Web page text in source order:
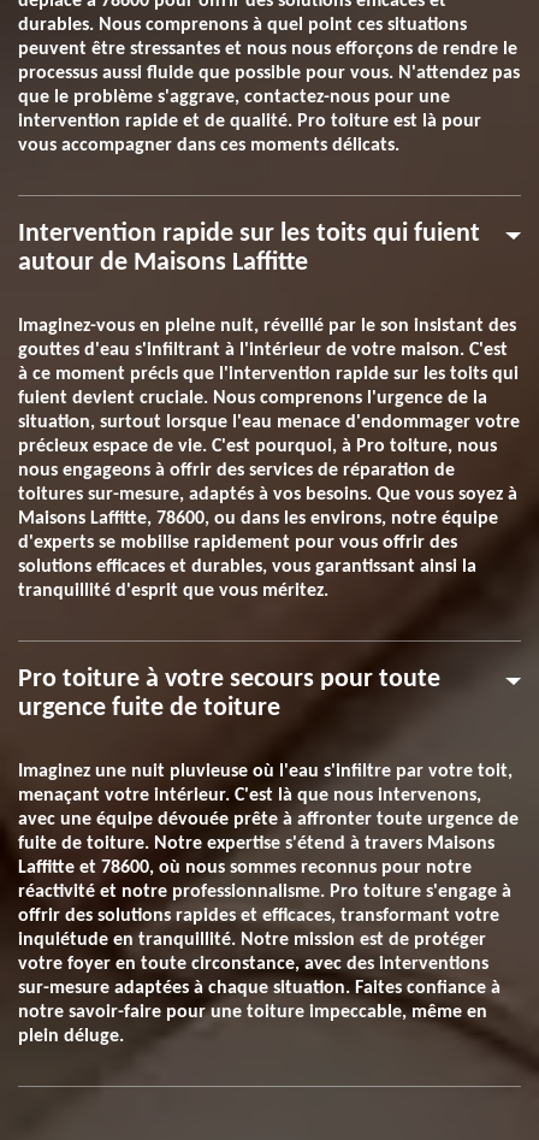
durables. Nous comprenons à quel point ces situations
peuvent être stressantes et nous nous efforçons de rendre le
processus aussi fluide que possible pour vous. N'attendez pas
que le problème s'aggrave, contactez-nous pour une
intervention rapide et de qualité. Pro toiture est là pour
vous accompagner dans ces moments délicats.
Intervention rapide sur les toits qui fuient
autour de Maisons Laffitte
Imaginez-vous en pleine nuit, réveillé par le son insistant des
gouttes d'eau s'infiltrant à l'intérieur de votre maison. C'est
à ce moment précis que l'intervention rapide sur les toits qui
fuient devient cruciale. Nous comprenons l'urgence de la
situation, surtout lorsque l'eau menace d'endommager votre
précieux espace de vie. C'est pourquoi, à Pro toiture, nous
nous engageons à offrir des services de réparation de
toitures sur-mesure, adaptés à vos besoins. Que vous soyez à
Maisons Laffitte, 78600, ou dans les environs, notre équipe
d'experts se mobilise rapidement pour vous offrir des
solutions efficaces et durables, vous garantissant ainsi la
tranquillité d'esprit que vous méritez.
Pro toiture à votre secours pour toute
urgence fuite de toiture
Imaginez une nuit pluvieuse où l'eau s'infiltre par votre toit,
menaçant votre intérieur. C'est là que nous intervenons,
avec une équipe dévouée prête à affronter toute urgence de
fuite de toiture. Notre expertise s'étend à travers Maisons
Laffitte et 78600, où nous sommes reconnus pour notre
réactivité et notre professionnalisme. Pro toiture s'engage à
offrir des solutions rapides et efficaces, transformant votre
inquiétude en tranquillité. Notre mission est de protéger
votre foyer en toute circonstance, avec des interventions
sur-mesure adaptées à chaque situation. Faites confiance à
notre savoir-faire pour une toiture impeccable, même en
plein déluge.